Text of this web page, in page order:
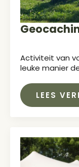
Activiteit van
leuke manier
LEES